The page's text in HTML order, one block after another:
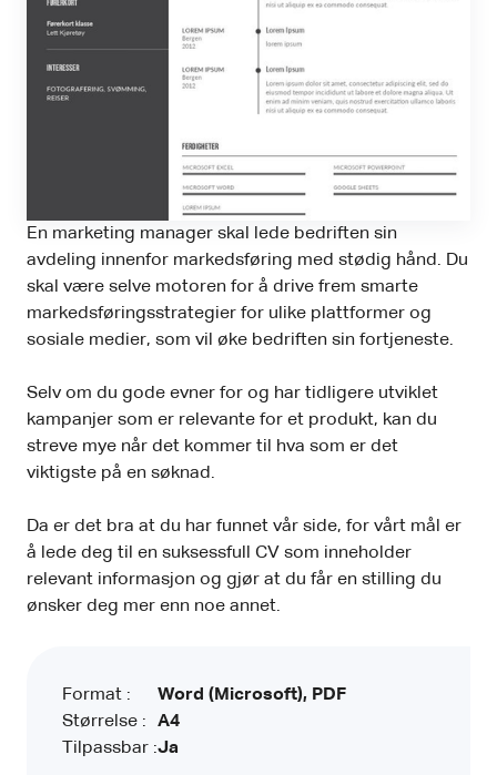
En marketing manager skal lede bedriften sin
avdeling innenfor markedsføring med stødig hånd. Du
skal være selve motoren for å drive frem smarte
markedsføringsstrategier for ulike plattformer og
sosiale medier, som vil øke bedriften sin fortjeneste.
Selv om du gode evner for og har tidligere utviklet
kampanjer som er relevante for et produkt, kan du
streve mye når det kommer til hva som er det
viktigste på en søknad.
Da er det bra at du har funnet vår side, for vårt mål er
å lede deg til en suksessfull CV som inneholder
relevant informasjon og gjør at du får en stilling du
ønsker deg mer enn noe annet.
Format :
Størrelse :
Tilpassbar :
Word (Microsoft), PDF
A4
Ja